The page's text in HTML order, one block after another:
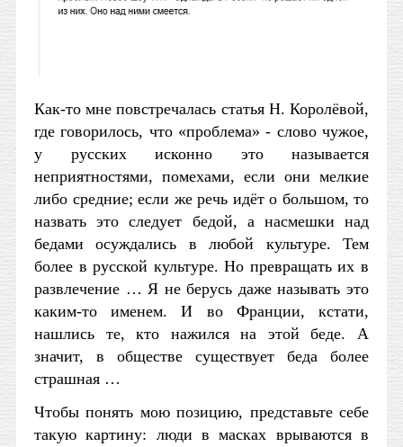
Как-то мне повстречалась статья Н. Королёвой,
где говорилось, что «проблема» - слово чужое,
у русских исконно это называется
неприятностями, помехами, если они мелкие
либо средние; если же речь идёт о большом, то
назвать это следует бедой, а насмешки над
бедами осуждались в любой культуре. Тем
более в русской культуре. Но превращать их в
развлечение … Я не берусь даже называть это
каким-то именем. И во Франции, кстати,
нашлись те, кто нажился на этой беде. А
значит, в обществе существует беда более
страшная …
Чтобы понять мою позицию, представьте себе
такую картину: люди в масках врываются в